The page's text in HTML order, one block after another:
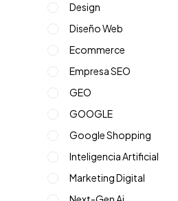
Design
Diseño Web
Ecommerce
Empresa SEO
GEO
GOOGLE
Google Shopping
Inteligencia Artificial
Marketing Digital